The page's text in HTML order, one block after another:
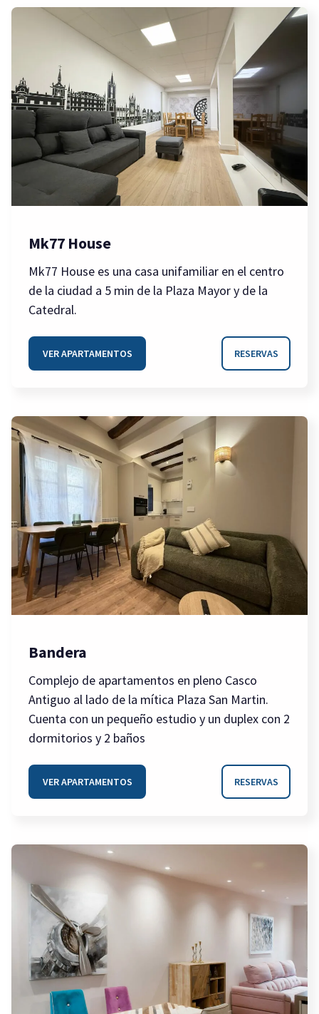
Mk77 House
Mk77 House es una casa unifamiliar en el centro
de la ciudad a 5 min de la Plaza Mayor y de la
Catedral.
VER APARTAMENTOS RESERVAS
Bandera
Complejo de apartamentos en pleno Casco
Antiguo al lado de la mítica Plaza San Martin.
Cuenta con un pequeño estudio y un duplex con 2
dormitorios y 2 baños
VER APARTAMENTOS RESERVAS